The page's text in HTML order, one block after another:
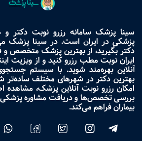
سینا پزشک سامانه رزرو نوبت دکتر و
پزشکی در ایران است. در سینا پزشک
دکتر بگیرید، از بهترین پزشک متخصص
ایران نوبت مطب رزرو کنید و از ویزیت
آنلاین بهره‌مند شوید. با سیستم
بهترین دکتر در شهرهای مختلف
امکان رزرو نوبت آنلاین پزشک،
بررسی تخصص‌ها و دریافت مشاوره پزشکی
بیماران فراهم می‌کند.